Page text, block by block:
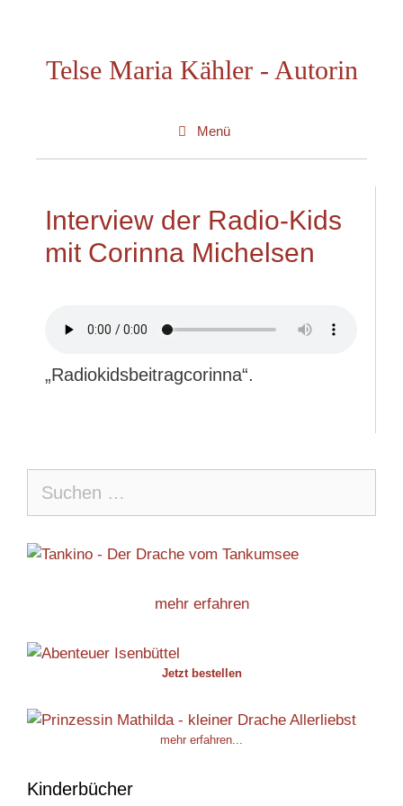
springenTelse Maria Kähler - Autorin
Menü
Interview der Radio-Kids
mit Corinna Michelsen
„Radiokidsbeitragcorinna“.
nach:
mehr erfahren
Jetzt bestellen
mehr erfahren...
Kinderbücher